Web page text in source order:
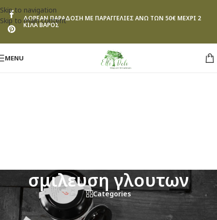
Skip to navigation
Skip to main content
ΔΩΡΕΑΝ ΠΑΡΑΔΟΣΗ ΜΕ ΠΑΡΑΓΓΕΛΙΕΣ ΑΝΩ ΤΩΝ 50€ ΜΕΧΡΙ 2
ΚΙΛΑ ΒΑΡΟΣ
MENU
σμιλευση γλουτων
Categories